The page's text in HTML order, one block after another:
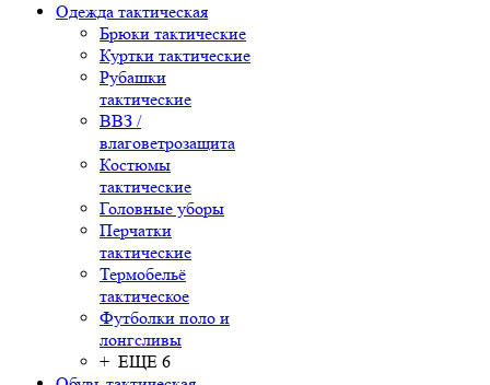
Одежда тактическая
Брюки тактические
Куртки тактические
Рубашки
тактические
ВВЗ /
влаговетрозащита
Костюмы
тактические
Головные уборы
Перчатки
тактические
Термобельё
тактическое
Футболки поло и
лонгсливы
+ ЕЩЕ 6